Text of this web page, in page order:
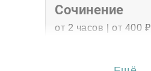
Сочинение
от 2 часов | от 400 ₽